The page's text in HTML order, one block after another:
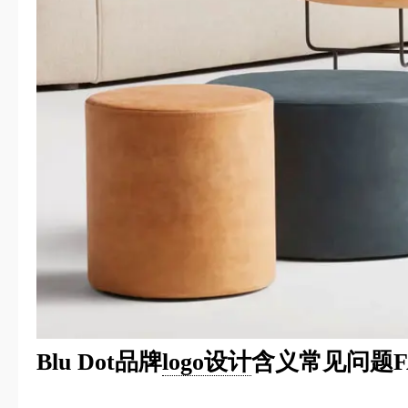
Blu Dot品牌logo设计含义常见问题